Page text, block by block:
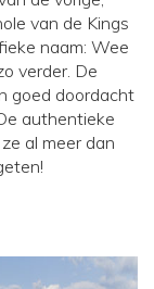
van de Kings
naam: Wee
verder. De
goed doordacht
authentieke
al meer dan